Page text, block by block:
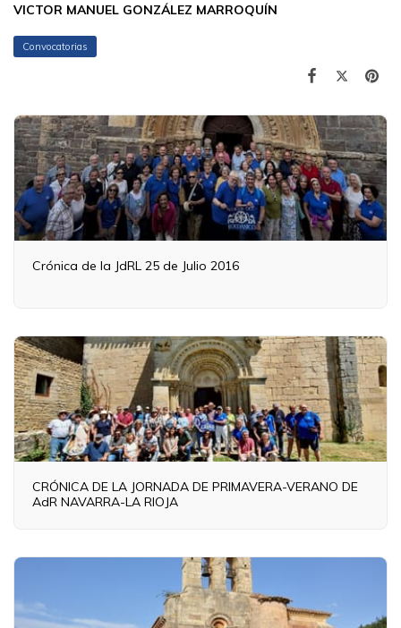
VICTOR MANUEL GONZÁLEZ MARROQUÍN
Convocatorias
Crónica de la JdRL 25 de Julio 2016
CRÓNICA DE LA JORNADA DE PRIMAVERA-VERANO DE
AdR NAVARRA-LA RIOJA